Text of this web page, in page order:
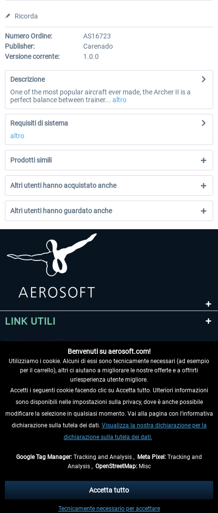
Ricorda
Numero Ordine:
AS16723
Publisher:
Carenado
Versione corrente:
1.0.0
Descrizione
One of the most popular aircraft ever made, the Archer II is a
perfect balance between trainer... altro
Requisiti di sistema
altro
Prodotti simili
Altri utenti hanno acquistato anche
Altri utenti hanno guardato anche
LINK UTILI
RECEDERE DAL CONTRATTO
INFORMAZIONI
eventualmente le spese di spedizione, se non diversamente descritto.
** Riguarda le spedizioni al di fuori della Germania, i tempi di consegna per le
Benvenuti su aerosoft.com!
Utilizziamo i cookie. Alcuni di essi sono tecnicamente necessari (ad esempio
per il carrello), altri ci aiutano a migliorare le nostre offerte e a offrirti
un'esperienza utente migliore.
Accetti i seguenti cookie facendo clic su Accetta tutto. Ulteriori informazioni
sono disponibili nelle impostazioni sulla privacy, dove è anche possibile
modificare la selezione in qualsiasi momento. Vai alla pagina con l'informativa
dichiarazione sulla tutela dei dati. Visualizza la nostra dichiarazione per la
dichiarazione sulla tutela dei dati.
Google Tag Manager: Tracking and Analysis , Meta Pixel: Tracking and
Analysis , OpenStreetMap:Misc
Tecnicamente necessario per accettare
Accetta tutto